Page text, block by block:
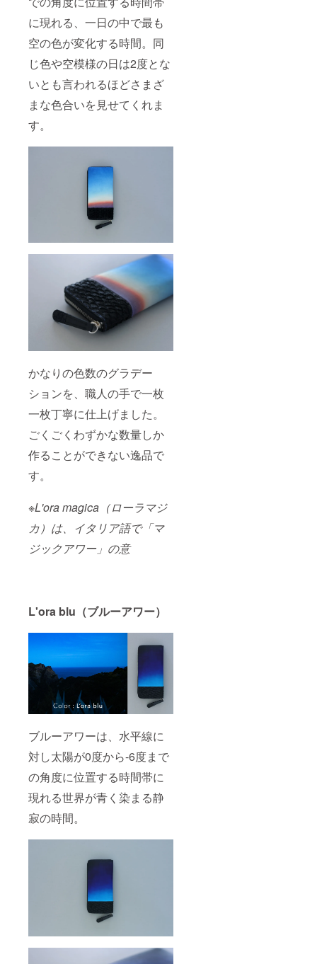
に現れる、一日の中で最も
空の色が変化する時間。同
じ色や空模様の日は2度とな
いとも言われるほどさまざ
まな色合いを見せてくれま
す。
かなりの色数のグラデー
ションを、職人の手で一枚
一枚丁寧に仕上げました。
ごくごくわずかな数量しか
作ることができない逸品で
す。
※L'ora magica（ローラマジ
カ）は、イタリア語で「マ
ジックアワー」の意
L'ora blu（ブルーアワー）
ブルーアワーは、水平線に
対し太陽が0度から-6度まで
の角度に位置する時間帯に
現れる世界が青く染まる静
寂の時間。